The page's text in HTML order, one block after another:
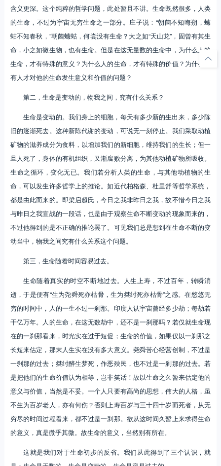
含义更深。这个纯粹的哲学问题，此处暂且不讲。生命既然很多，人类
的生命，不过为宇宙无穷生命之一部分。庄子说：“朝菌不知晦朔，蟪
蛄不知春秋，”朝菌蟪蛄，何尝没有生命？大之如“天山龙”，固曾有其生
命，小之如微生物，也有生命。但是在这无量数的生命中，为什么人的
生命，才有特殊的意义？为什么人的生命，才有特殊的价值？为什么只
有人才对他的生命发生意义和价值的问题？
第二，生命是变动的，物我之间，究有什么关系？
生命是变动的。我们身上的细胞，每天有多少新的生出来，多少陈
旧的逐渐死去。这种新陈代谢的变动，可说无一刻停止。我们采取动植
矿物的滋养成分为食料，以增加我们的新细胞，维持我们的生长；但一
旦人死了，身体的有机组织，又渐腐败分离，为其他动植矿物所吸收。
生命之循环，变化无已。我们若分析人类的生命，与其他动植物的生
命，可以发生许多哲学上的推论。如近代柏格森、杜里舒等哲学系统，
都是由此而来的。即梁启超氏，今日之我非昨日之我，故不惜今日之我
与昨日之我宣战的一段话，也是由于观察生命不断变动的现象而来的，
不过他得到的是不正确的推论罢了。可见我们总是想到在生命不断的变
动当中，物我之间究有什么关系这个问题。
第三，生命随着时间容易过去。
生命随着真实的时空不断地过去。人生上寿，不过百年，转瞬消
逝，于是便有“生为尧舜死亦枯骨，生为桀纣死亦枯骨”之感。在悠悠无
穷的时间中，人的一生不过一刹那。印度人认宇宙曾经多少劫；每劫若
干亿万年。人的生命，在这无数劫中，还不是一刹那吗？若仅就生命现
在的一刹那看来，时光实在过于短促；生命的价值，如果仅以一刹那之
长短来估定，那末人生实在没有多大意义。尧舜苦心经营创制，不过是
一刹那的过去；桀纣醉生梦死，作恶殃民，也不过是一刹那的过去。若
是把他们的生命价值认为相等，岂非笑话！故以生命之久暂来估定他的
意义与价值，当然是不妥。一个人只要有高尚的思想，伟大的人格，虽
不生为百岁老人，亦有何伤？否则上寿百岁与三十四十岁而死者，从无
穷尽的时间过程看来，都不过是一刹那。欲从这时间久暂上来求得生命
的意义，真是微乎其微。故生命的意义，当然别有所在。
这就是我们对于生命初步的反省。我们从此得到了三个认识，就